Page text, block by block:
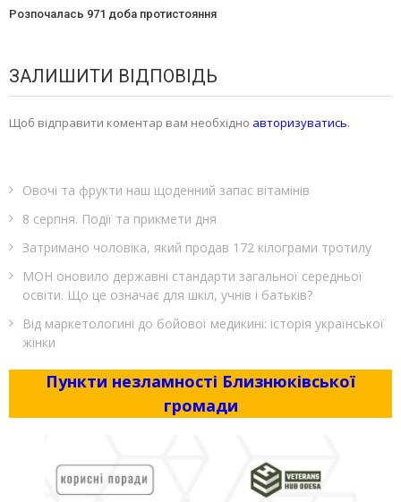
Розпочалась 971 доба протистояння
ЗАЛИШИТИ ВІДПОВІДЬ
Щоб відправити коментар вам необхідно авторизуватись.
Овочі та фрукти наш щоденний запас вітамінів
8 серпня. Події та прикмети дня
Затримано чоловіка, який продав 172 кілограми тротилу
МОН оновило державні стандарти загальної середньої
освіти. Що це означає для шкіл, учнів і батьків?
Від маркетологині до бойової медикині: історія української
жінки
Пункти незламності Близнюківської
громади